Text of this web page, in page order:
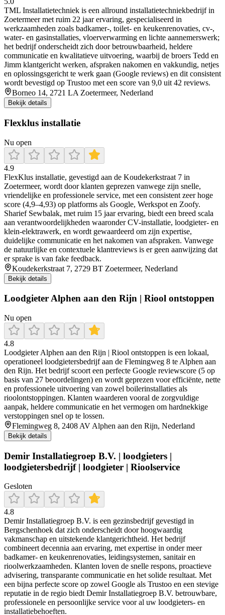
TML Installatietechniek is een allround installatietechniekbedrijf in
Zoetermeer met ruim 22 jaar ervaring, gespecialiseerd in
werkzaamheden zoals badkamer-, toilet- en keukenrenovaties, cv-,
water- en gasinstallaties, vloerverwarming en lichte aannemerswerk;
het bedrijf onderscheidt zich door betrouwbaarheid, heldere
communicatie en kwalitatieve uitvoering, waarbij de broers Tedd en
Jimm klantgericht werken, afspraken nakomen en vakkundig, netjes
en oplossingsgericht te werk gaan (Google reviews) en dit consistent
wordt bevestigd op Trustoo met een score van 9,0 uit 42 reviews.
Borneo 14, 2721 LA Zoetermeer, Nederland
Bekijk details
Flexklus installatie
Nu open
4.9
FlexKlus installatie, gevestigd aan de Koudekerkstraat 7 in
Zoetermeer, wordt door klanten geprezen vanwege zijn snelle,
vriendelijke en professionele service, met een consistent zeer hoge
score (4,9–4,93) op platforms als Google, Werkspot en Zoofy.
Sharief Sewbalak, met ruim 15 jaar ervaring, biedt een breed scala
aan verantwoordelijkheden waaronder CV-installatie, loodgieter- en
klein-elektrawerk, en wordt gewaardeerd om zijn expertise,
duidelijke communicatie en het nakomen van afspraken. Vanwege
de natuurlijke en contextuele klantreviews is er geen aanwijzing dat
er sprake is van fake feedback.
Koudekerkstraat 7, 2729 BT Zoetermeer, Nederland
Bekijk details
Loodgieter Alphen aan den Rijn | Riool ontstoppen
Nu open
4.8
Loodgieter Alphen aan den Rijn | Riool ontstoppen is een lokaal,
operationeel loodgietersbedrijf aan de Flemingweg 8 te Alphen aan
den Rijn. Het bedrijf scoort een perfecte Google reviewscore (5 op
basis van 27 beoordelingen) en wordt geprezen voor efficiënte, nette
en professionele uitvoering van zowel boilerinstallaties als
rioolontstoppingen. Klanten waarderen vooral de zorgvuldige
aanpak, heldere communicatie en het vermogen om hardnekkige
verstoppingen snel op te lossen.
Flemingweg 8, 2408 AV Alphen aan den Rijn, Nederland
Bekijk details
Demir Installatiegroep B.V. | loodgieters |
loodgietersbedrijf | loodgieter | Rioolservice
Gesloten
4.8
Demir Installatiegroep B.V. is een gezinsbedrijf gevestigd in
Bergschenhoek dat zich onderscheidt door hoogwaardig
vakmanschap en uitstekende klantgerichtheid. Het bedrijf
combineert decennia aan ervaring, met expertise in onder meer
badkamer- en keukenrenovaties, leidingsystemen, sanitair en
rioolwerkzaamheden. Klanten loven de snelle respons, proactieve
advisering, transparante communicatie en het solide resultaat. Met
een bijna perfecte score op zowel Google als Trustoo en een stevige
reputatie in de regio biedt Demir Installatiegroep B.V. betrouwbare,
professionele en persoonlijke service voor al uw loodgieters- en
installatiebehoeften.